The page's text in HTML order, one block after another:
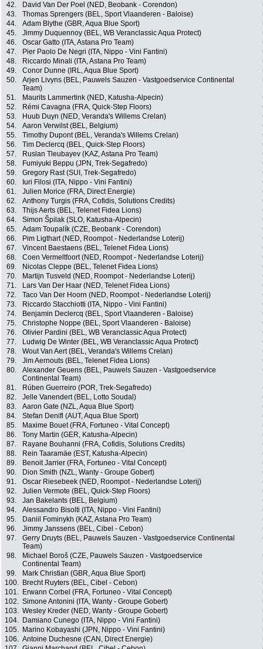
42.
David Van Der Poel (NED, Beobank - Corendon)
43.
Thomas Sprengers (BEL, Sport Vlaanderen - Baloise)
44.
Adam Blythe (GBR, Aqua Blue Sport)
45.
Jimmy Duquennoy (BEL, WB Veranclassic Aqua Protect)
46.
Oscar Gatto (ITA, Astana Pro Team)
47.
Pier Paolo De Negri (ITA, Nippo - Vini Fantini)
48.
Riccardo Minali (ITA, Astana Pro Team)
49.
Conor Dunne (IRL, Aqua Blue Sport)
50.
Arjen Livyns (BEL, Pauwels Sauzen - Vastgoedservice Continental
Team)
51. Maurits Lammertink (NED, Katusha-Alpecin)
52.
Rémi Cavagna (FRA, Quick-Step Floors)
53.
Huub Duyn (NED, Veranda's Willems Crelan)
54.
Aaron Verwilst (BEL, Belgium)
55.
Timothy Dupont (BEL, Veranda's Willems Crelan)
56.
Tim Declercq (BEL, Quick-Step Floors)
57.
Ruslan Tleubayev (KAZ, Astana Pro Team)
58.
Fumiyuki Beppu (JPN, Trek-Segafredo)
59.
Gregory Rast (SUI, Trek-Segafredo)
60.
Iuri Filosi (ITA, Nippo - Vini Fantini)
61.
Julien Morice (FRA, Direct Energie)
62.
Anthony Turgis (FRA, Cofidis, Solutions Credits)
63.
Thijs Aerts (BEL, Telenet Fidea Lions)
64.
Simon Špilak (SLO, Katusha-Alpecin)
65.
Adam Toupalík (CZE, Beobank - Corendon)
66.
Pim Ligthart (NED, Roompot - Nederlandse Loterij)
67.
Vincent Baestaens (BEL, Telenet Fidea Lions)
68.
Coen Vermeltfoort (NED, Roompot - Nederlandse Loterij)
69.
Nicolas Cleppe (BEL, Telenet Fidea Lions)
70.
Martijn Tusveld (NED, Roompot - Nederlandse Loterij)
71.
Lars Van Der Haar (NED, Telenet Fidea Lions)
72.
Taco Van Der Hoorn (NED, Roompot - Nederlandse Loterij)
73.
Riccardo Stacchiotti (ITA, Nippo - Vini Fantini)
74.
Benjamin Declercq (BEL, Sport Vlaanderen - Baloise)
75.
Christophe Noppe (BEL, Sport Vlaanderen - Baloise)
76.
Olivier Pardini (BEL, WB Veranclassic Aqua Protect)
77.
Ludwig De Winter (BEL, WB Veranclassic Aqua Protect)
78.
Wout Van Aert (BEL, Veranda's Willems Crelan)
79.
Jim Aernouts (BEL, Telenet Fidea Lions)
80.
Alexander Geuens (BEL, Pauwels Sauzen - Vastgoedservice
Continental Team)
81. Rúben Guerreiro (POR, Trek-Segafredo)
82.
Jelle Vanendert (BEL, Lotto Soudal)
83.
Aaron Gate (NZL, Aqua Blue Sport)
84.
Stefan Denifl (AUT, Aqua Blue Sport)
85.
Maxime Bouet (FRA, Fortuneo - Vital Concept)
86.
Tony Martin (GER, Katusha-Alpecin)
87.
Rayane Bouhanni (FRA, Cofidis, Solutions Credits)
88.
Rein Taaramäe (EST, Katusha-Alpecin)
89.
Benoit Jarrier (FRA, Fortuneo - Vital Concept)
90.
Dion Smith (NZL, Wanty - Groupe Gobert)
91.
Oscar Riesebeek (NED, Roompot - Nederlandse Loterij)
92.
Julien Vermote (BEL, Quick-Step Floors)
93.
Jan Bakelants (BEL, Belgium)
94.
Alessandro Bisolti (ITA, Nippo - Vini Fantini)
95.
Daniil Fominykh (KAZ, Astana Pro Team)
96.
Jimmy Janssens (BEL, Cibel - Cebon)
97.
Gerry Druyts (BEL, Pauwels Sauzen - Vastgoedservice Continental
Team)
98.
Michael Boroš (CZE, Pauwels Sauzen - Vastgoedservice
Continental Team)
99. Mark Christian (GBR, Aqua Blue Sport)
100.
Brecht Ruyters (BEL, Cibel - Cebon)
101.
Erwann Corbel (FRA, Fortuneo - Vital Concept)
102. Simone Antonini (ITA, Wanty - Groupe Gobert)
103. Wesley Kreder (NED, Wanty - Groupe Gobert)
104.
Damiano Cunego (ITA, Nippo - Vini Fantini)
105.
Marino Kobayashi (JPN, Nippo - Vini Fantini)
106. Antoine Duchesne (CAN, Direct Energie)